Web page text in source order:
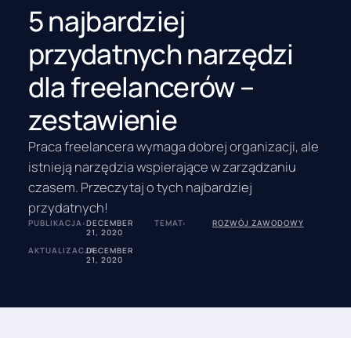
5 najbardziej
przydatnych narzędzi
dla freelancerów –
zestawienie
Praca freelancera wymaga dobrej organizacji, ale
istnieją narzędzia wspierające w zarządzaniu
czasem. Przeczytaj o tych najbardziej
przydatnych!
PUBLIKACJA:DECEMBER
21, 2020
AKTUALIZACJA:DECEMBER
21, 2020
TEMAT: ROZWÓJ ZAWODOWY